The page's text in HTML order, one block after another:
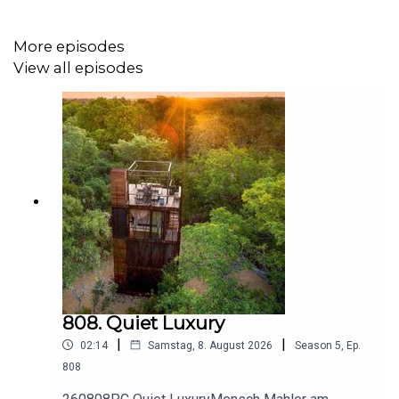
Unsere harmlose Ameiseninvasion hat lediglich
Gartenleuchten zum Erlöschen gebracht. In der Uni-Stadt
Tübingen befürchten die Behörden, dass die Tapinoma
Magnum das Uni-Klinikum heimsuchen könnte und dort
die kritische Infrastruktur lahmlegt. Das Vorgehen mit
kochendem Wasser, um die Nester auszubrühen,
erscheint angesichts der Bedrohung als schlechter Witz.
Die Tapinoma magnum ist dermaßen aggressiv und
vermehrt sich so schnell, dass andere Maßnahmen
hermüssen. Die Behörden und die Kammerjäger sind
gefragt – und bisher ratlos. Eingeschleppt werden die
Tierchen – wie viele andere auch – in Bananen- und
sonstigen Kisten. Die Globalisierung auf dem Ost- und
Gemüsemarkt hat eben auch ihre Schattenseiten. Noch
wird geforscht. Und einstweilen müssen sich
betroffenen Bürgerinnen und Bürger mit Wasserkochern
More episodes
View all episodes
808. Quiet Luxury
02:14 | Samstag, 8. August 2026 | Season 5 Ep.
808